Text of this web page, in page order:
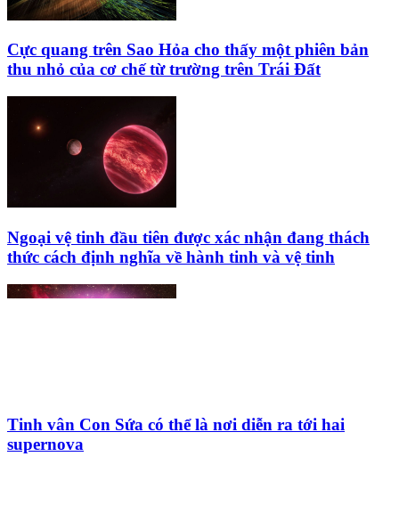
Cực quang trên Sao Hỏa cho thấy một phiên bản
thu nhỏ của cơ chế từ trường trên Trái Đất
Ngoại vệ tinh đầu tiên được xác nhận đang thách
thức cách định nghĩa về hành tinh và vệ tinh
Tinh vân Con Sứa có thể là nơi diễn ra tới hai
supernova